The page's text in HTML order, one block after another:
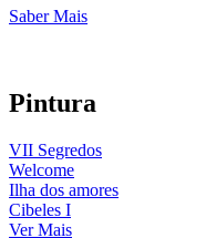
Saber Mais
Pintura
VII Segredos
Welcome
Ilha dos amores
Cibeles I
Ver Mais